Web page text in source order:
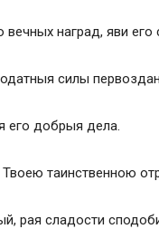
наград, яви его
силы
его добрыя дела.
Твоею таинственною
рая сладости